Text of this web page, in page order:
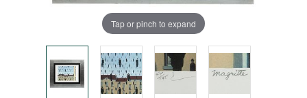
Tap or pinch to expand